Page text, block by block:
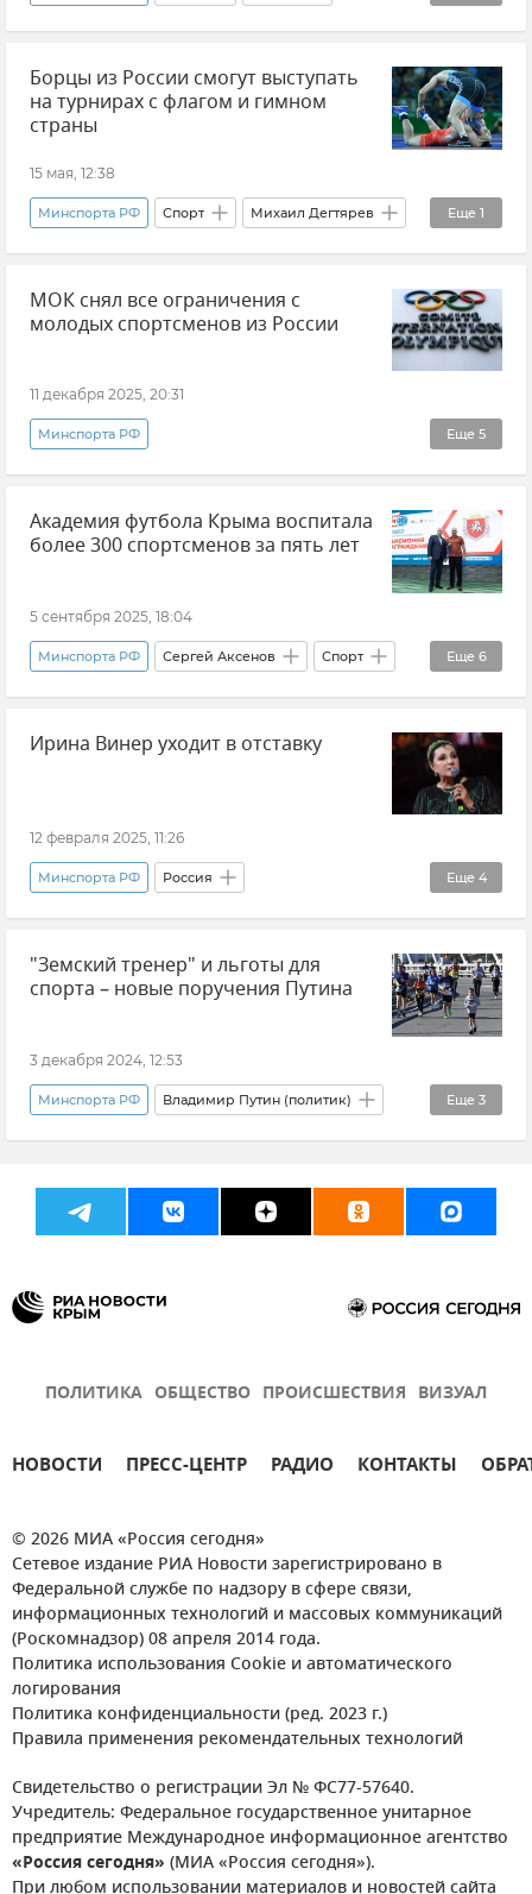
МОК (Международный олимпийский комитет)
Новости Дмитрий Чернышенко
Борцы из России смогут выступать
на турнирах с флагом и гимном
страны
15 мая, 12:38
Еще 1
Минспорта РФ Спорт Михаил Дегтярев
Новости
МОК снял все ограничения с
молодых спортсменов из России
11 декабря 2025, 20:31
Еще 5
Минспорта РФ
МОК (Международный олимпийский комитет)
Россия Михаил Дегтярев Спорт
Академия футбола Крыма воспитала
более 300 спортсменов за пять лет
5 сентября 2025, 18:04
Еще 6
Минспорта РФ Сергей Аксенов Спорт
Крым Минспорта Крыма Футбол
Новости Крыма Крымский футбол
Ирина Винер уходит в отставку
12 февраля 2025, 11:26
Еще 4
Минспорта РФ Россия
Художественная гимнастика
Михаил Дегтярев Новости Спорт
"Земский тренер" и льготы для
спорта – новые поручения Путина
3 декабря 2024, 12:53
Еще 3
Минспорта РФ Владимир Путин (политик)
Спорт Россия Общество
ПОЛИТИКА ОБЩЕСТВО ПРОИСШЕСТВИЯ ВИЗУАЛ
НОВОСТИ ПРЕСС-ЦЕНТР РАДИО КОНТАКТЫ
© 2026 МИА «Россия сегодня»
Сетевое издание РИА Новости зарегистрировано в
Федеральной службе по надзору в сфере связи,
информационных технологий и массовых коммуникаций
(Роскомнадзор) 08 апреля 2014 года.
Политика использования Cookie и автоматического
логирования
Политика конфиденциальности (ред. 2023 г.)
Правила применения рекомендательных технологий
Свидетельство о регистрации Эл № ФС77-57640.
Учредитель: Федеральное государственное унитарное
предприятие Международное информационное агентство
«Россия сегодня» (МИА «Россия сегодня»).
При любом использовании материалов и новостей сайта